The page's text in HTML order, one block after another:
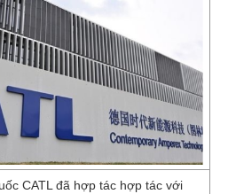
CATL đã hợp tác hợp tác với